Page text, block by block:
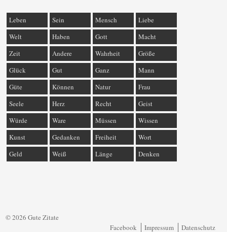
Leben Sein Mensch
Liebe
Welt
Haben Gott
Macht
Zeit
Andere Wahrheit
Größe
Glück
Gut Ganz
Mann
Güte
Können Natur
Frau
Seele
Herz Recht
Geist
Würde
Ware Müssen
Wissen
Kunst
Gedanken Freiheit
Wort
Geld
Weiß Länge Denken
© 2026 Gute Zitate
Facebook
Impressum Datenschutz